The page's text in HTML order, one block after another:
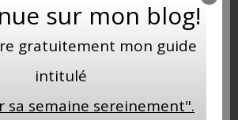
sur mon blog!
gratuitement mon guide
intitulé
sa semaine sereinement".